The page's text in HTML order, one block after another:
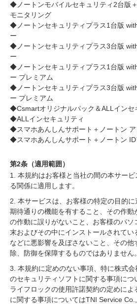
◆ノートンモバイルセキュリティ2台版
モニタリング
◆ノートンセキュリティプラス1台版
ー
◆ノートンセキュリティプラス3台版
ー
◆ノートンセキュリティプラス1台版
ー プレミアム
◆ノートンセキュリティプラス3台版
ー プレミアム
◆Csmartオリジナルパック＆ALLインセ
◆ALLインセキュリティ
◆スマホあんしんサポート＋ノートン ア
◆スマホあんしんサポート＋ノートン ID
第2条（適用範囲）
1. 本規約はお客様と当社の間の本サー
る関係に適用します。
2. 本サービスは、お客様の特定の目的
期待通りの機能を有すること、その作動
の作動に誤りがないこと、お客様のパ
末およびその中にインストールされてい
などに悪影響を及ぼさないこと、その
除、防御を保障するものではありません。
3. 本規約に定めのない事項、特に株式
のセキュリティソフトに関する事項につ
ライフロックの使用許諾契約の定めに
に関する事項についてはTNI Service